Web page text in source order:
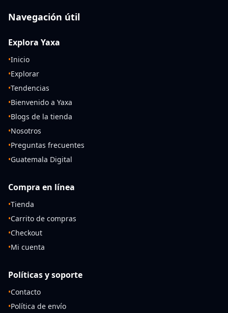
Navegación útil
Explora Yaxa
•Inicio
•Explorar
•Tendencias
•Bienvenido a Yaxa
•Blogs de la tienda
•Nosotros
•Preguntas frecuentes
•Guatemala Digital
Compra en línea
•Tienda
•Carrito de compras
•Checkout
•Mi cuenta
Políticas y soporte
•Contacto
•Política de envío